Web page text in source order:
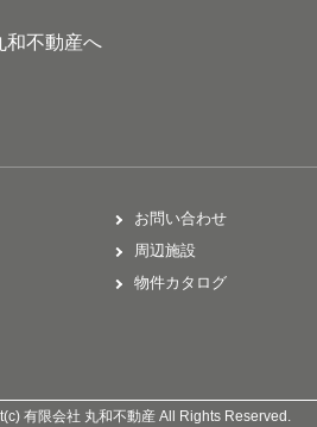
和不動産へ
お問い合わせ
周辺施設
物件カタログ
有限会社 丸和不動産 All Rights Reserved.